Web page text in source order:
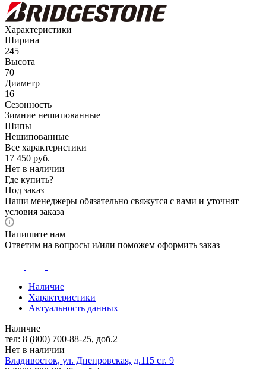
Характеристики
Ширина
245
Высота
70
Диаметр
16
Сезонность
Зимние нешипованные
Шипы
Нешипованные
Все характеристики
17 450 руб.
Нет в наличии
Где купить?
Под заказ
Наши менеджеры обязательно свяжутся с вами и уточнят
условия заказа
Напишите нам
Ответим на вопросы и/или поможем оформить заказ
Наличие
Характеристики
Актуальность данных
Наличие
тел: 8 (800) 700-88-25, доб.2
Нет в наличии
Владивосток, ул. Днепровская, д.115 ст. 9